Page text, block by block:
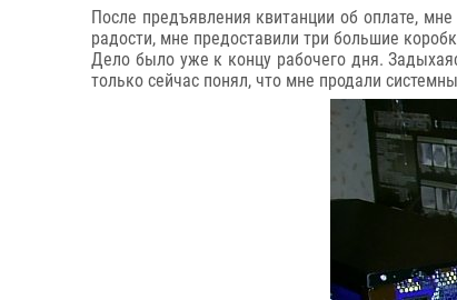
После предъявления квитанции об оплате,
радости, мне предоставили три большие
Дело было уже к концу рабочего дня.
только сейчас понял, что мне продали